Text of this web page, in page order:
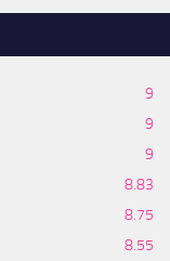
9
9
9
8.83
8.75
8.55